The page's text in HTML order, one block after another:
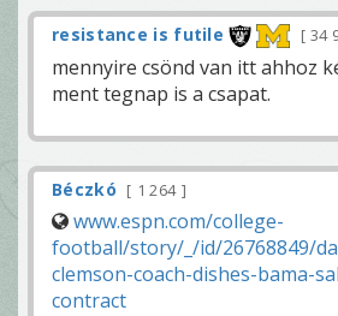
resistance is futile 34
mennyire csönd van itt ahhoz
ment tegnap is a csapat.
Béczkó 1 264
www.espn.com/college-
football/story/_/id/26768849/
clemson-coach-dishes-bama-
contract